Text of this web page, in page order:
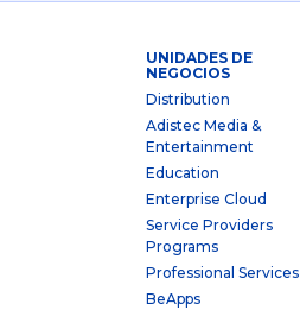
UNIDADES DE
NEGOCIOS
Distribution
Adistec Media &
Entertainment
Education
Enterprise Cloud
Service Providers
Programs
Professional Services
BeApps